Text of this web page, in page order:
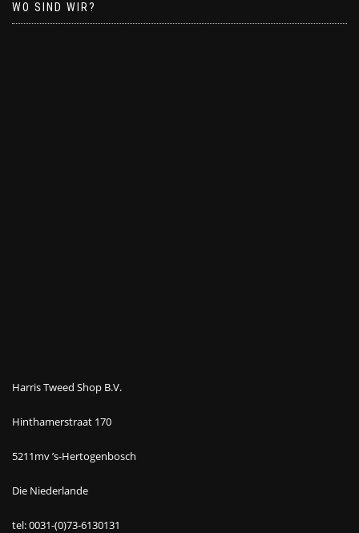
WO SIND WIR?
Harris Tweed Shop B.V.
Hinthamerstraat 170
5211mv ’s-Hertogenbosch
Die Niederlande
tel: 0031-(0)73-6130131